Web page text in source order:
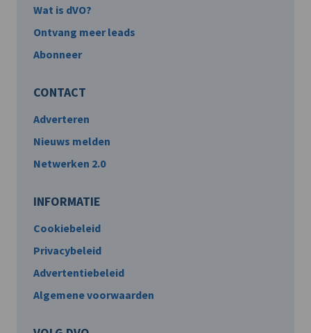
Wat is dVO?
Ontvang meer leads
Abonneer
CONTACT
Adverteren
Nieuws melden
Netwerken 2.0
INFORMATIE
Cookiebeleid
Privacybeleid
Advertentiebeleid
Algemene voorwaarden